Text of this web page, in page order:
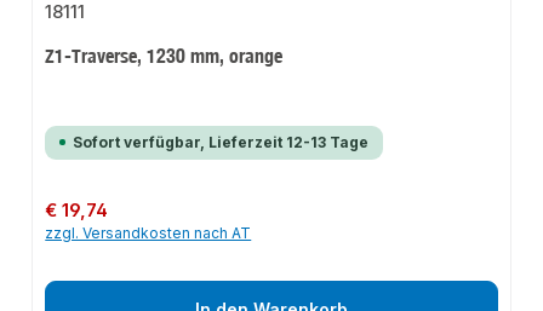
Z1-Traverse, 1230 mm, orange
Sofort verfügbar, Lieferzeit 12-13 Tage
Regulärer Preis:
€ 19,74
zzgl. Versandkosten nach AT